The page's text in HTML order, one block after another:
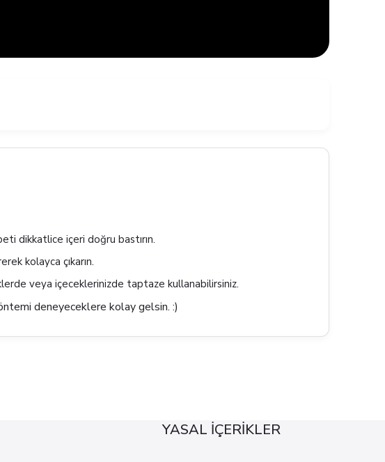
dikkatlice içeri doğru bastırın.
kolayca çıkarın.
veya içeceklerinizde taptaze kullanabilirsiniz.
deneyeceklere kolay gelsin. :)
YASAL İÇERİKLER